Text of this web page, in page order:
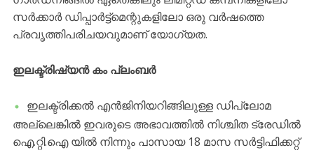
സർക്കാർ ഡിപ്പാർട്ട്മെന്റുകളിലോ ഒരു വർഷത്തെ
പ്രവൃത്തിപരിചയവുമാണ് യോഗ്യത.
ഇലക്ട്രിഷ്യൻ കം പ്ലംബർ
ഇലക്ട്രിക്കൽ എൻജിനിയറിങ്ങിലുള്ള ഡിപ്ലോമ
അല്ലെങ്കിൽ ഇവരുടെ അഭാവത്തിൽ നിശ്ചിത ട്രേഡിൽ
ഐ.റ്റി.ഐ യിൽ നിന്നും പാസായ 18 മാസ സർട്ടിഫിക്കറ്റ്